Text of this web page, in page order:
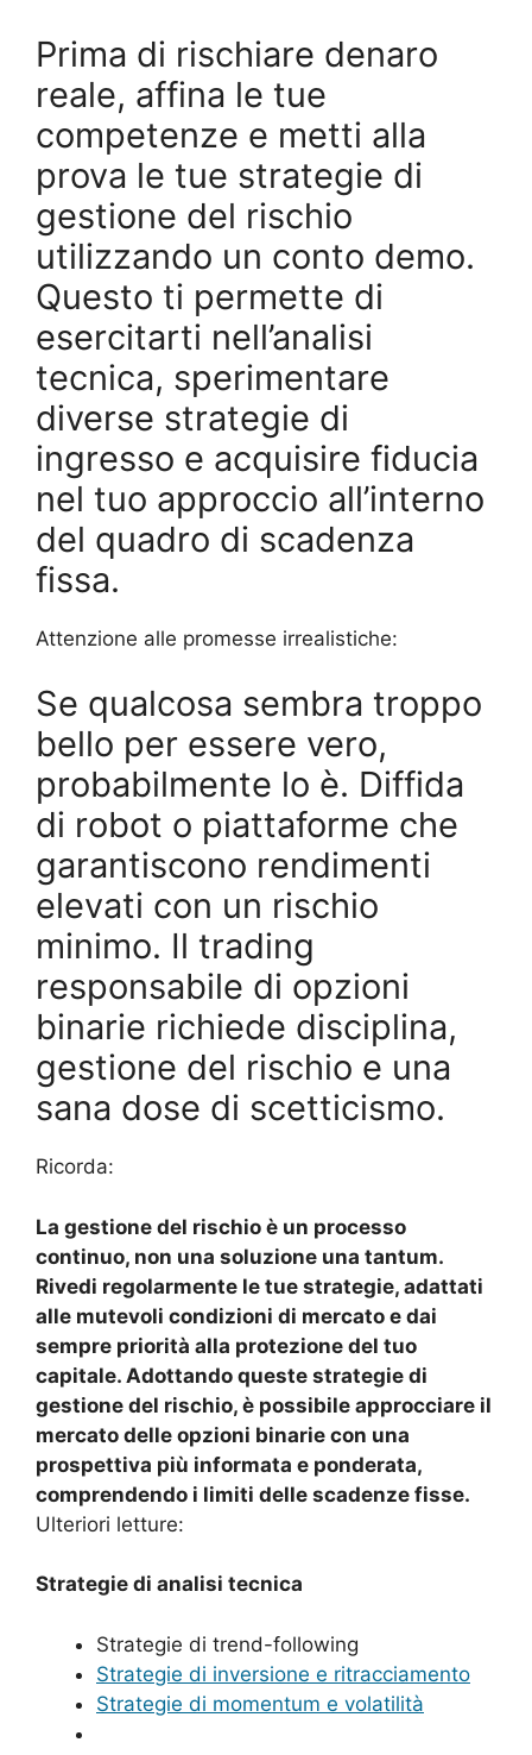
Prima di rischiare denaro
reale, affina le tue
competenze e metti alla
prova le tue strategie di
gestione del rischio
utilizzando un conto demo.
Questo ti permette di
esercitarti nell’analisi
tecnica, sperimentare
diverse strategie di
ingresso e acquisire fiducia
nel tuo approccio all’interno
del quadro di scadenza
fissa.
Attenzione alle promesse irrealistiche:
Se qualcosa sembra troppo
bello per essere vero,
probabilmente lo è. Diffida
di robot o piattaforme che
garantiscono rendimenti
elevati con un rischio
minimo. Il trading
responsabile di opzioni
binarie richiede disciplina,
gestione del rischio e una
sana dose di scetticismo.
Ricorda:
La gestione del rischio è un processo
continuo, non una soluzione una tantum.
Rivedi regolarmente le tue strategie, adattati
alle mutevoli condizioni di mercato e dai
sempre priorità alla protezione del tuo
capitale. Adottando queste strategie di
gestione del rischio, è possibile approcciare il
mercato delle opzioni binarie con una
prospettiva più informata e ponderata,
comprendendo i limiti delle scadenze fisse.
Ulteriori letture:
Strategie di analisi tecnica
Strategie di trend-following
Strategie di inversione e ritracciamento
Strategie di momentum e volatilità